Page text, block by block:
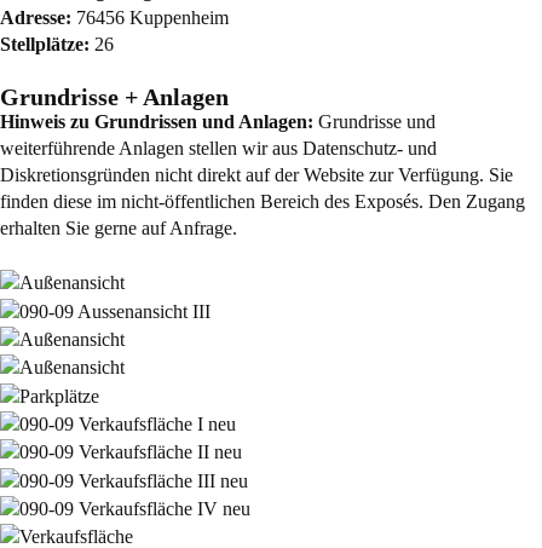
Adresse: 76456 Kuppenheim
Stellplätze: 26
Grundrisse + Anlagen
Hinweis zu Grundrissen und Anlagen: Grundrisse und
weiterführende Anlagen stellen wir aus Datenschutz- und
Diskretionsgründen nicht direkt auf der Website zur Verfügung. Sie
finden diese im nicht-öffentlichen Bereich des Exposés. Den Zugang
erhalten Sie gerne auf Anfrage.